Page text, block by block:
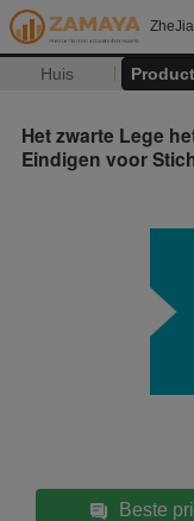
Huis
Het zwarte Lege
Eindigen voor
Beste